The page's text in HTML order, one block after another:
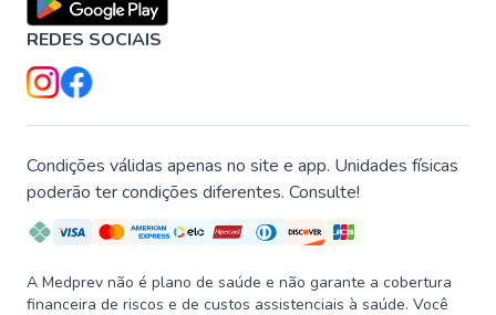
REDES SOCIAIS
Condições válidas apenas no site e app. Unidades físicas
poderão ter condições diferentes. Consulte!
A Medprev não é plano de saúde e não garante a cobertura
financeira de riscos e de custos assistenciais à saúde. Você